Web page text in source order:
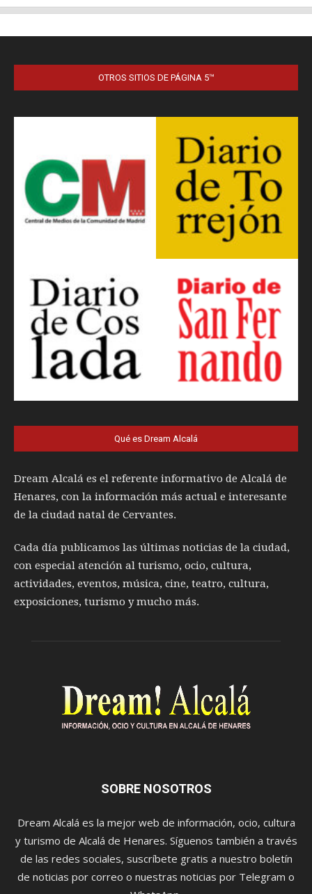
OTROS SITIOS DE PÁGINA 5™
Qué es Dream Alcalá
Dream Alcalá es el referente informativo de Alcalá de
Henares, con la información más actual e interesante
de la ciudad natal de Cervantes.
Cada día publicamos las últimas noticias de la ciudad,
con especial atención al turismo, ocio, cultura,
actividades, eventos, música, cine, teatro, cultura,
exposiciones, turismo y mucho más.
SOBRE NOSOTROS
Dream Alcalá es la mejor web de información, ocio, cultura
y turismo de Alcalá de Henares. Síguenos también a través
de las redes sociales, suscríbete gratis a nuestro boletín
de noticias por correo o nuestras noticias por Telegram o